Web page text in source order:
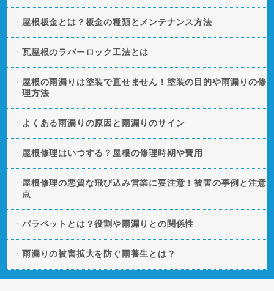
屋根板金とは？板金の種類とメンテナンス方法
瓦屋根のラバーロック工法とは
屋根の雨漏りは塗装で直せません！塗装の目的や雨漏りの修
理方法
よくある雨漏りの原因と雨漏りのサイン
屋根修理はいつする？屋根の修理時期や費用
屋根修理の悪質な飛び込み営業に要注意！被害の事例と注意
点
パラペットとは？役割や雨漏りとの関係性
雨漏りの被害拡大を防ぐ雨養生とは？